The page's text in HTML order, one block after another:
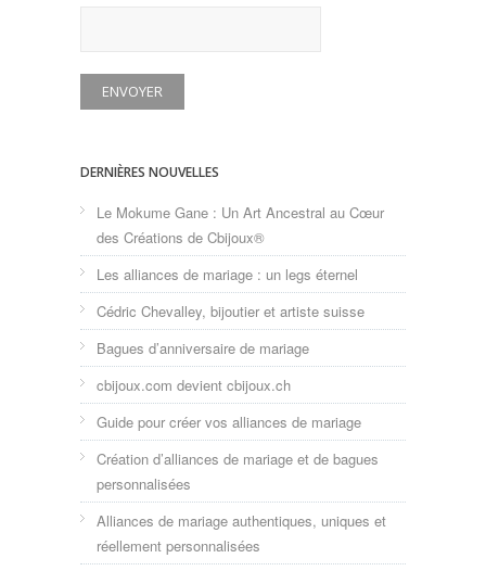
DERNIÈRES NOUVELLES
Le Mokume Gane : Un Art Ancestral au Cœur
des Créations de Cbijoux®
Les alliances de mariage : un legs éternel
Cédric Chevalley, bijoutier et artiste suisse
Bagues d’anniversaire de mariage
cbijoux.com devient cbijoux.ch
Guide pour créer vos alliances de mariage
Création d’alliances de mariage et de bagues
personnalisées
Alliances de mariage authentiques, uniques et
réellement personnalisées